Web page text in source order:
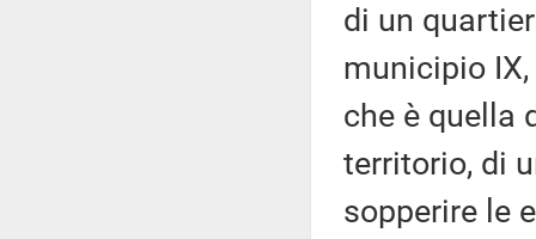
di un
municipio
che è quella
territorio, di
sopperire le